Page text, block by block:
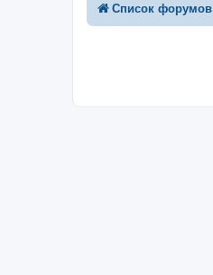
Список форумов